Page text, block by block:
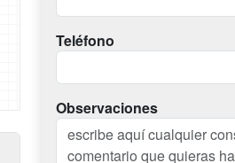
Teléfono
Observaciones